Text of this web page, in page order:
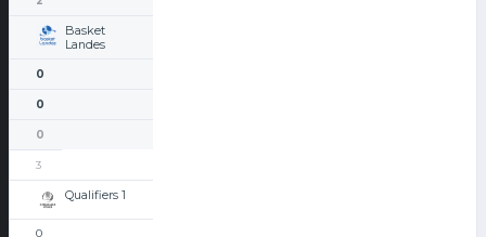
Basket
Landes
0
0
0
3
Qualifiers 1
0